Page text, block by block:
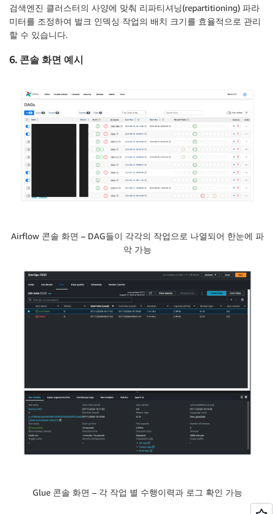
검색엔진 클러스터의 사양에 맞춰 리파티셔닝(repartitioning) 파라
미터를 조정하여 벌크 인덱싱 작업의 배치 크기를 효율적으로 관리
할 수 있습니다.
6. 콘솔 화면 예시
Airflow 콘솔 화면 – DAG들이 각각의 작업으로 나열되어 한눈에 파
악 가능
Glue 콘솔 화면 – 각 작업 별 수행이력과 로그 확인 가능